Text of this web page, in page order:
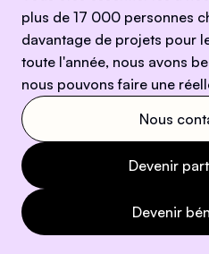
plus de 17 000 personnes
davantage de projets pour
toute l'année, nous avons
nous pouvons faire une
Nous
Devenir
Devenir